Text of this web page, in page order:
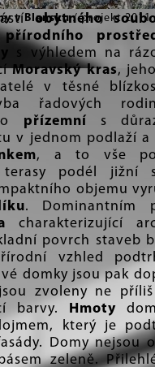
v Blansku/ projekt 2011
obytného
přírodního
s výhledem na
Moravský kras,
v těsné
řadových
přízemní s
v jednom podlaží a
, a to vše
terasy podél jižní
objemu
. Dominantním
charakterizující
povrch staveb
vzhled
domky jsou pak
zvoleny ne
barvy.
Hmoty
který je
Domy nejsou
zeleně.